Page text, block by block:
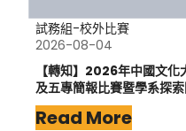
試務組-校外比賽
2026-08-04
【轉知】2026年中國文
及五專簡報比賽暨學系探
Read More